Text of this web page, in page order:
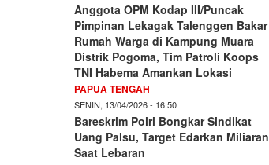
Anggota OPM Kodap III/Puncak
Pimpinan Lekagak Talenggen Bakar
Rumah Warga di Kampung Muara
Distrik Pogoma, Tim Patroli Koops
TNI Habema Amankan Lokasi
PAPUA TENGAH
SENIN, 13/04/2026 - 16:50
Bareskrim Polri Bongkar Sindikat
Uang Palsu, Target Edarkan Miliaran
Saat Lebaran